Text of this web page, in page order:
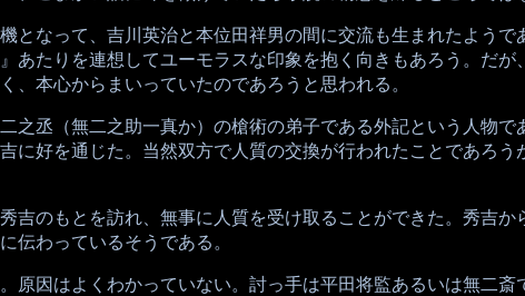
なって、吉川英治と本位田祥男の間に交流も生まれたようで
あたりを連想してユーモラスな印象を抱く向きもあろう。だ
、本心からまいっていたのであろうと思われる。
丞（無二之助一真か）の槍術の弟子である外記という人物
に好を通じた。当然双方で人質の交換が行われたことであろ
のもとを訪れ、無事に人質を受け取ることができた。秀吉
伝わっているそうである。
因はよくわかっていない。討っ手は平田将監あるいは無二斎